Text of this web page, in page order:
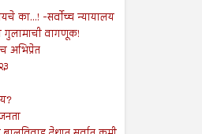
का...! -सर्वोच्च न्यायालय
गुलामाची वागणूक!
अभिप्रेत